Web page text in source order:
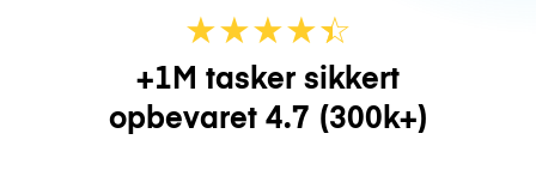
★★★★☆
★
+1M tasker sikkert
opbevaret 4.7 (300k+)